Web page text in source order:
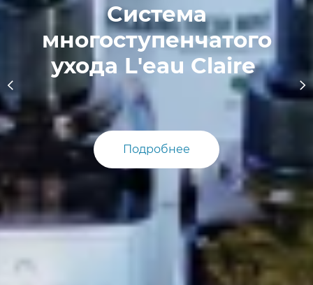
Система
многоступенчатого
ухода L'eau Claire
Подробнее